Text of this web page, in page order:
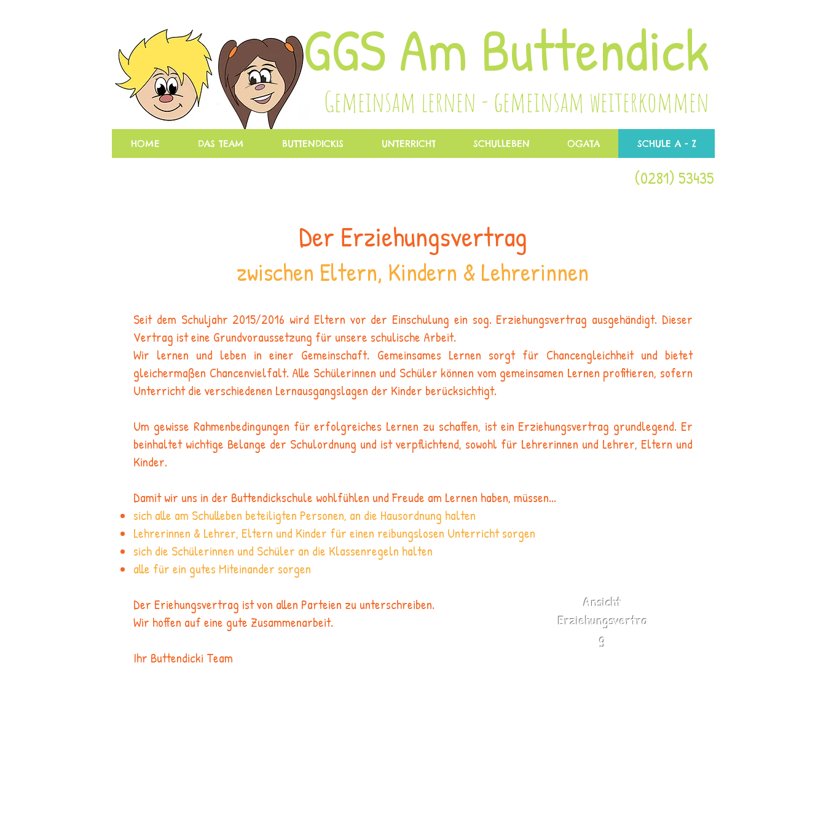
GGS Am Buttendick
Gemeinsam lernen - gemeinsam weiterkommen
HOME DAS TEAM BUTTENDICKIS UNTERRICHT SCHULLEBEN OGATA SCHULE A - Z
(0281) 53435
Der Erziehungsvertrag
zwischen Eltern, Kindern & Lehrerinnen
Seit dem Schuljahr 2015/2016 wird Eltern vor der Einschulung ein sog. Erziehungsvertrag ausgehändigt. Dieser
Vertrag ist eine Grundvoraussetzung für unsere schulische Arbeit.
Wir lernen und leben in einer Gemeinschaft. Gemeinsames Lernen sorgt für Chancengleichheit und bietet
gleichermaßen Chancenvielfalt. Alle Schülerinnen und Schüler können vom gemeinsamen Lernen profitieren, sofern
Unterricht die verschiedenen Lernausgangslagen der Kinder berücksichtigt.
Um gewisse Rahmenbedingungen für erfolgreiches Lernen zu schaffen, ist ein Erziehungsvertrag grundlegend. Er
beinhaltet wichtige Belange der Schulordnung und ist verpflichtend, sowohl für Lehrerinnen und Lehrer, Eltern und
Kinder.
Damit wir uns in der Buttendickschule wohlfühlen und Freude am Lernen haben, müssen...
sich alle am Schulleben beteiligten Personen, an die Hausordnung halten
Lehrerinnen & Lehrer, Eltern und Kinder für einen reibungslosen Unterricht sorgen
sich die Schülerinnen und Schüler an die Klassenregeln halten
alle für ein gutes Miteinander sorgen
Der Eriehungsvertrag ist von allen Parteien zu unterschreiben.
Wir hoffen auf eine gute Zusammenarbeit.
Ihr Buttendicki Team
Ansicht
Erziehungsvertra
g